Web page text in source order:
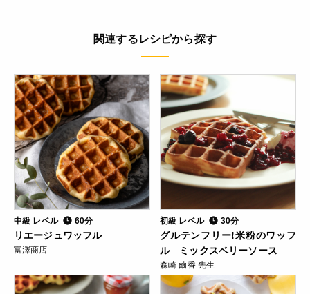
関連するレシピから探す
中級 レベル 60分
リエージュワッフル
富澤商店
初級 レベル 30分
グルテンフリー!米粉のワッフ
ル ミックスベリーソース
森崎 繭香 先生